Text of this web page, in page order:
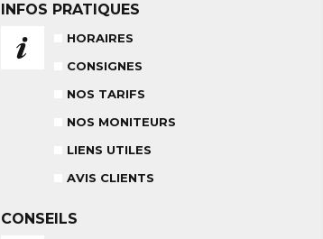
INFOS PRATIQUES
HORAIRES
CONSIGNES
NOS TARIFS
NOS MONITEURS
LIENS UTILES
AVIS CLIENTS
CONSEILS